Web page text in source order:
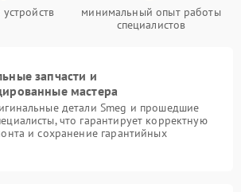
минимальный опыт работы
специалистов
запчасти и
мастера
детали Smeg и прошедшие
что гарантирует корректную
и сохранение гарантийных